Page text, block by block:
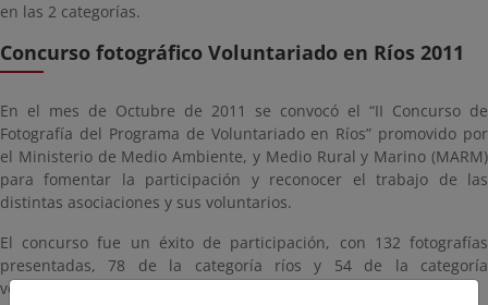
en las 2 categorías.
Concurso fotográfico Voluntariado en Ríos 2011
En el mes de Octubre de 2011 se convocó el “II Concurso de
Fotografía del Programa de Voluntariado en Ríos” promovido por
el Ministerio de Medio Ambiente, y Medio Rural y Marino (MARM)
para fomentar la participación y reconocer el trabajo de las
distintas asociaciones y sus voluntarios.
El concurso fue un éxito de participación, con 132 fotografías
presentadas, 78 de la categoría ríos y 54 de la categoría
voluntariado en ríos.